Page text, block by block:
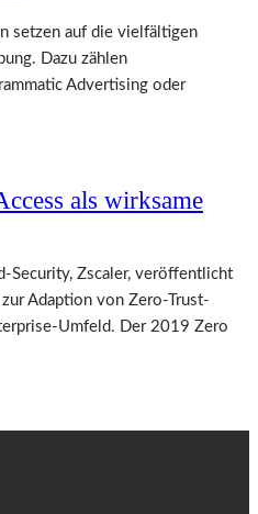
setzen auf die vielfältigen
Dazu zählen
Advertising oder
als wirksame
Security, Zscaler, veröffentlicht
Adaption von Zero-Trust-
Umfeld. Der 2019 Zero